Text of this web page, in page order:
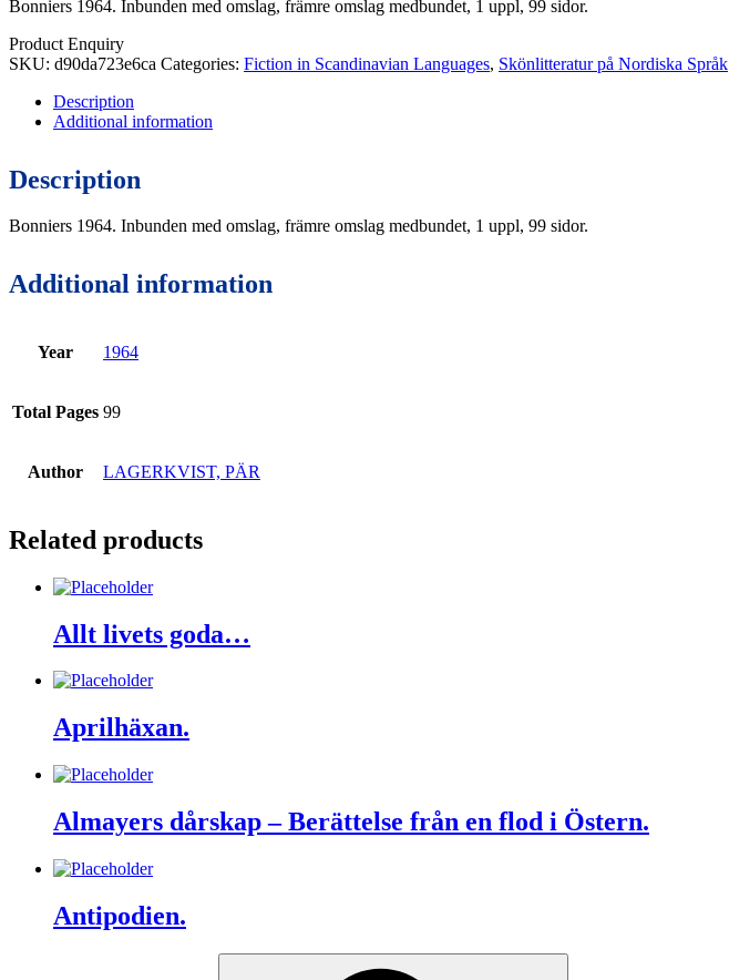
Bonniers 1964. Inbunden med omslag, främre omslag medbundet, 1 uppl, 99 sidor.
Product Enquiry
SKU: d90da723e6ca Categories: Fiction in Scandinavian Languages, Skönlitteratur på Nordiska Språk
Description
Additional information
Description
Bonniers 1964. Inbunden med omslag, främre omslag medbundet, 1 uppl, 99 sidor.
Additional information
Year 1964
Total Pages 99
Author LAGERKVIST, PÄR
Related products
Allt livets goda…
Aprilhäxan.
Almayers dårskap – Berättelse från en flod i Östern.
Antipodien.